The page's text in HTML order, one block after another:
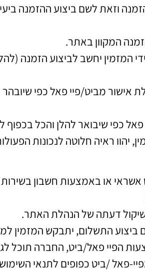
וזאת לשם ביצוע ההזמנה
המקוון באתר.
המזמין יחשב לביצוע הזמנה
מביט/פיי פאל כפי
כפי שיבואר להלן והכל
יהוו ראיה חלוטה לנכונות
או באמצעות חשבון בשירות
דעתה של הנהלת האתר.
התשלום, יתבקש המזמין
הפיי פאל/ביט, החברה
פאל /ביט כפופים לתנאי